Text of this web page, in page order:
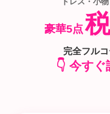
豪華5点
完全フル
👇 今す